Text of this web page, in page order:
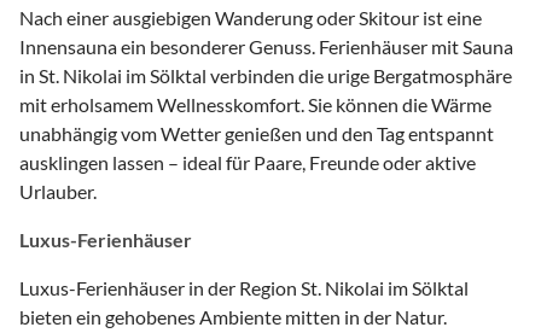
Nach einer ausgiebigen Wanderung oder Skitour ist eine
Innensauna ein besonderer Genuss. Ferienhäuser mit Sauna
in St. Nikolai im Sölktal verbinden die urige Bergatmosphäre
mit erholsamem Wellnesskomfort. Sie können die Wärme
unabhängig vom Wetter genießen und den Tag entspannt
ausklingen lassen – ideal für Paare, Freunde oder aktive
Urlauber.
Luxus-Ferienhäuser
Luxus-Ferienhäuser in der Region St. Nikolai im Sölktal
bieten ein gehobenes Ambiente mitten in der Natur.